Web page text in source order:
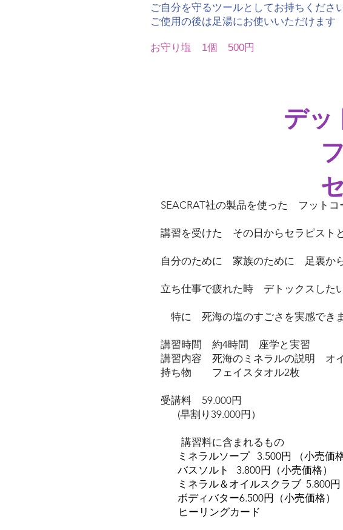
ご自分を守るツールとしてお持ちくださ
ご使用の後は足湯にお使いいただけます
​お守り塩 1個 500円
SEACRAT社の製品を使った フット
講習を受けた その日からセラピスト
自分のために 家族のために 足裏か
立ち仕事で疲れた時 デトックスした
特に 死海の塩のすごさを実感でき
講習時間 約4時間 座学と実習
講習内容 死海のミネラルの説明 オ
持ち物 フェイスタオル2枚
受講料 59.000円
(早割り39.000円）
講習料に含まれるもの
ミネラルソープ 3.500円 （小売価格
バスソルト 3.800円（小売価格）
ミネラル＆オイルスクラブ 5.800円
ボディバター6.500円（小売価
ヒーリングカード
デッ